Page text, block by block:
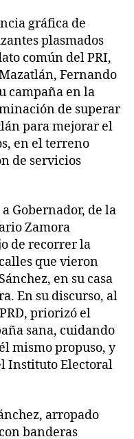
gráfica de
plasmados
común del PRI,
Fernando
campaña en la
de superar
para mejorar el
en el terreno
de servicios
Gobernador, de la
Zamora
de recorrer la
que vieron
en su casa
En su discurso, al
priorizó el
sana, cuidando
mismo propuso, y
Instituto Electoral
arropado
banderas